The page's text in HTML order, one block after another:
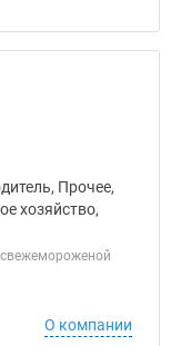
Прочее,
хозяйство,
О компании